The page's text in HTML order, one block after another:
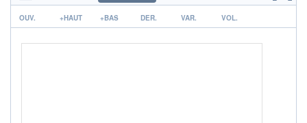
187,1014 187,0551
COTATION SPÉCIFIQUE
r
OUV. +HAUT +BAS DER. VAR. VOL.